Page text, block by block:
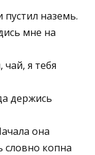
наземь.
мне на
я тебя
держись
она
словно копна